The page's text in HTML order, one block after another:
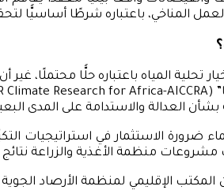
المناخي، باعتباره شرطًا أساسيًّا
تحلية المياه باعتباره حلًّا
العدالة والاستدامة على المدى
ضرورة الاستثمار في استراتيجيات
مشروعات منظمة الأغذية والزراعة
الإقليمي لمنظمة الأرصاد